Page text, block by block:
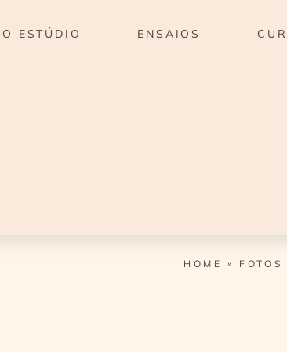
O ESTÚDIO ENSAIOS
HOME »